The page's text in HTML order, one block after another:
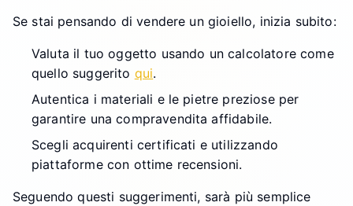
Se stai pensando di vendere un gioiello, inizia subito:
Valuta il tuo oggetto usando un calcolatore come
quello suggerito qui.
Autentica i materiali e le pietre preziose per
garantire una compravendita affidabile.
Scegli acquirenti certificati e utilizzando
piattaforme con ottime recensioni.
Seguendo questi suggerimenti, sarà più semplice